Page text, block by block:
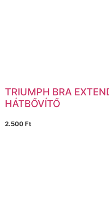
TRIUMPH BRA
HÁTBŐVÍTŐ
2.500Ft